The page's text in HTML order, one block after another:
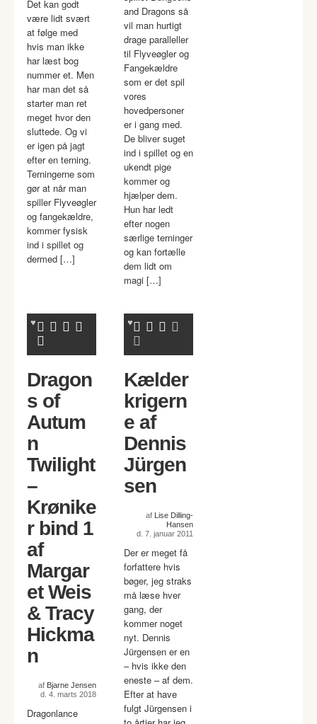
Det kan godt
være lidt svært
at følge med
hvis man ikke
har læst bog
nummer et. Men
har man det så
starter man ret
meget hvor den
sluttede. Og vi
er igen på jagt
efter en terning.
Terningerne som
gør at når man
spiller Flyveøgler
og fangekældre,
kommer fysisk
ind i spillet og
dermed […]
and Dragons så
vil man hurtigt
drage paralleller
til Flyveøgler og
Fangekældre
som er det spil
vores
hovedpersoner
er i gang med.
De bliver suget
ind i spillet og en
ukendt pige
kommer og
hjælper dem.
Hun har ledt
efter nogen
særlige terninger
og kan fortælle
dem lidt om
magi […]
Dragon
s of
Autum
n
Twilight
–
Krønike
r bind 1
af
Margar
et Weis
& Tracy
Hickma
n
af Bjarne Jensen
d. 4. marts 2018
Dragonlance
Kælder
krigern
e af
Dennis
Jürgen
sen
af Lise Dilling-
Hansen
d. 7. januar 2011
Der er meget få
forfattere hvis
bøger, jeg straks
må læse hver
gang, der
kommer noget
nyt. Dennis
Jürgensen er en
– hvis ikke den
eneste – af dem.
Efter at have
fulgt Jürgensen i